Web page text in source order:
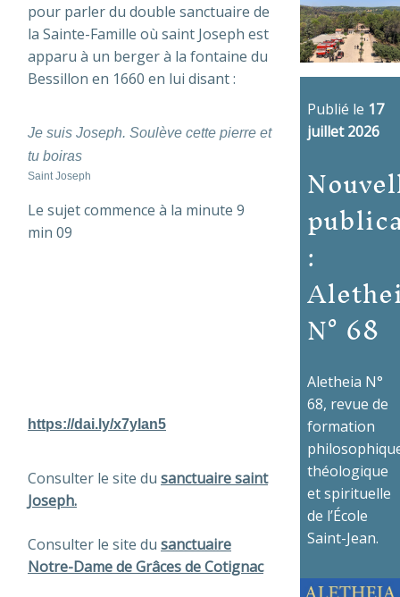
pour parler du double sanctuaire de
la Sainte-Famille où saint Joseph est
apparu à un berger à la fontaine du
Bessillon en 1660 en lui disant :
Je suis Joseph. Soulève cette pierre et
tu boiras
Saint Joseph
Le sujet commence à la minute 9
min 09
https://dai.ly/x7ylan5
Consulter le site du sanctuaire saint
Joseph.
Consulter le site du sanctuaire
Notre-Dame de Grâces de Cotignac
Publié le 17
juillet 2026
:
N° 68
Aletheia N°
68, revue de
formation
théologique
et spirituelle
de l’École
Saint-Jean.